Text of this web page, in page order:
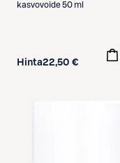
kasvovoide 50 ml
Hinta22,50 €